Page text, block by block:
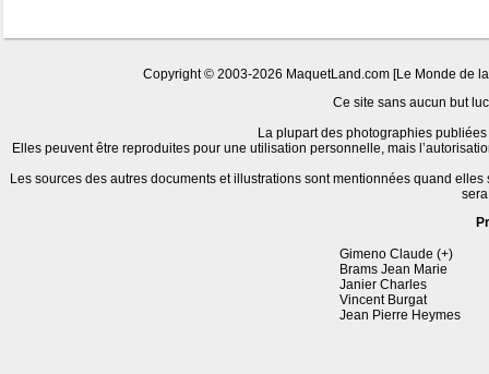
Copyright © 2003-2026 MaquetLand.com [Le Monde de
Ce site sans aucun but
La plupart des photographies
Elles peuvent être reproduites pour une utilisation personnelle, mais
Les sources des autres documents et illustrations sont mentionnées quand
Gimeno Claude (+)
Brams Jean Marie
Janier Charles
Vincent Burgat
Jean Pierre Heymes